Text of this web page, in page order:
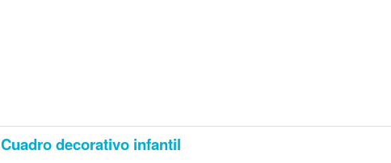
Cuadro decorativo infantil